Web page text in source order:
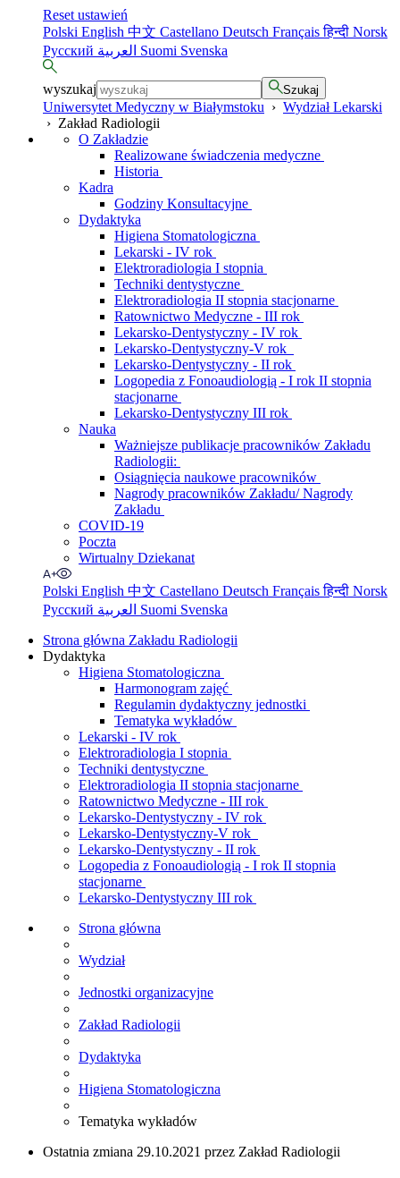
Reset ustawień
Polski English 中文 Castellano Deutsch Françaisहिन्दी Norsk
Русский
Suomi Svenska
wyszukaj Szukaj
Uniwersytet Medyczny w Białymstoku › Wydział Lekarski
› Zakład Radiologii
O Zakładzie
Realizowane świadczenia medyczne
Historia
Kadra
Godziny Konsultacyjne
Dydaktyka
Higiena Stomatologiczna
Lekarski - IV rok
Elektroradiologia I stopnia
Techniki dentystyczne
Elektroradiologia II stopnia stacjonarne
Ratownictwo Medyczne - III rok
Lekarsko-Dentystyczny - IV rok
Lekarsko-Dentystyczny-V rok
Lekarsko-Dentystyczny - II rok
Logopedia z Fonoaudiologią - I rok II stopnia
stacjonarne
Lekarsko-Dentystyczny III rok
Nauka
Ważniejsze publikacje pracowników Zakładu
Radiologii:
Osiągnięcia naukowe pracowników
Nagrody pracowników Zakładu/ Nagrody
Zakładu
COVID-19
Poczta
Wirtualny Dziekanat
Polski English 中文 Castellano Deutsch Françaisहिन्दी Norsk
Русский
Suomi Svenska
Strona główna Zakładu Radiologii
Dydaktyka
Higiena Stomatologiczna
Harmonogram zajęć
Regulamin dydaktyczny jednostki
Tematyka wykładów
Lekarski - IV rok
Elektroradiologia I stopnia
Techniki dentystyczne
Elektroradiologia II stopnia stacjonarne
Ratownictwo Medyczne - III rok
Lekarsko-Dentystyczny - IV rok
Lekarsko-Dentystyczny-V rok
Lekarsko-Dentystyczny - II rok
Logopedia z Fonoaudiologią - I rok II stopnia
stacjonarne
Lekarsko-Dentystyczny III rok
Strona główna
Wydział
Jednostki organizacyjne
Zakład Radiologii
Dydaktyka
Higiena Stomatologiczna
Tematyka wykładów
Ostatnia zmiana 29.10.2021 przez Zakład Radiologii